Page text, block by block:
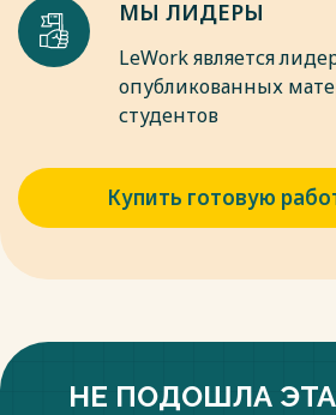
МЫ ЛИДЕРЫ
LeWork является
опубликованных
студентов
Купить готовую
НЕ ПОДОШЛА ЭТА